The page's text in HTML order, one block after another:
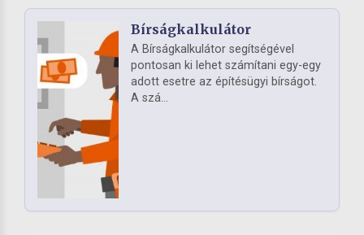
Bírságkalkulátor
A Bírságkalkulátor segítségével
pontosan ki lehet számítani egy-egy
adott esetre az építésügyi bírságot.
A szá...